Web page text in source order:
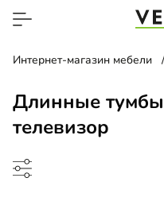
Интернет-магазин мебели
Длинные
телевизор